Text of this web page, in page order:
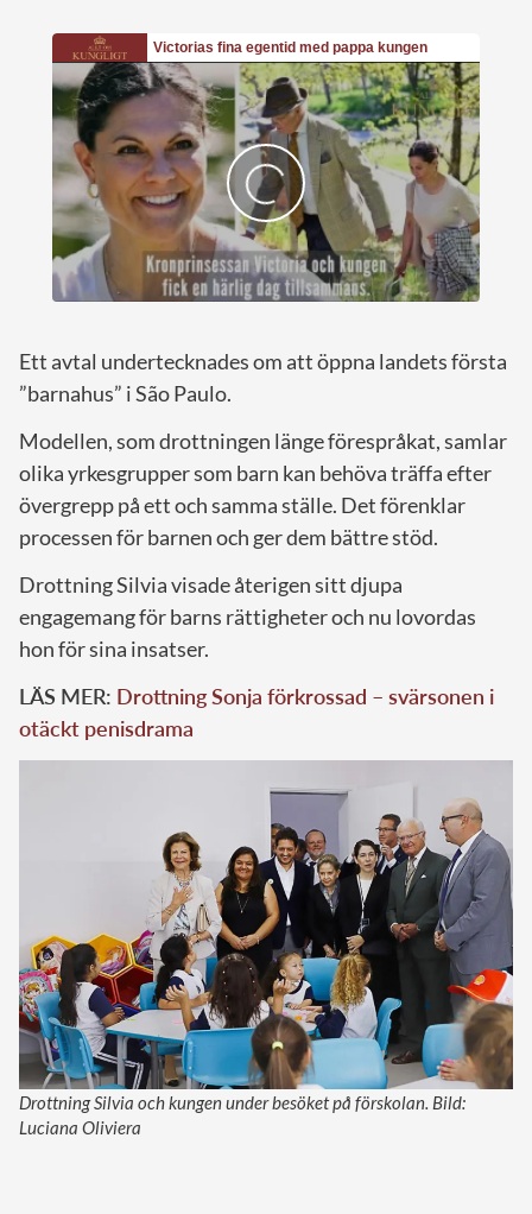
Ett avtal undertecknades om att öppna landets första
”barnahus” i São Paulo.
Modellen, som drottningen länge förespråkat, samlar
olika yrkesgrupper som barn kan behöva träffa efter
övergrepp på ett och samma ställe. Det förenklar
processen för barnen och ger dem bättre stöd.
Drottning Silvia visade återigen sitt djupa
engagemang för barns rättigheter och nu lovordas
hon för sina insatser.
LÄS MER: Drottning Sonja förkrossad – svärsonen i
otäckt penisdrama
Drottning Silvia och kungen under besöket på förskolan. Bild:
Luciana Oliviera